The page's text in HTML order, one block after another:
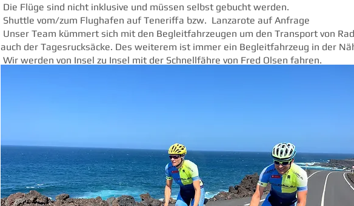
Die Flüge sind nicht inklusive und müssen selbst gebucht werden.
Shuttle vom/zum Flughafen auf Teneriffa bzw. Lanzarote auf Anfrage
Unser Team kümmert sich mit den Begleitfahrzeugen um den Transport von
auch der Tagesrucksäcke. Des weiterem ist immer ein Begleitfahrzeug in der
Wir werden von Insel zu Insel mit der Schnellfähre von Fred Olsen fahren.